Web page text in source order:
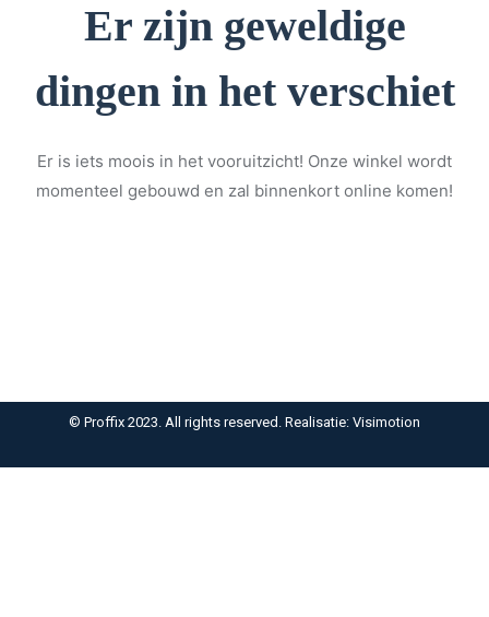
Er zijn geweldige
dingen in het verschiet
Er is iets moois in het vooruitzicht! Onze winkel wordt
momenteel gebouwd en zal binnenkort online komen!
© Proffix 2023. All rights reserved. Realisatie: Visimotion